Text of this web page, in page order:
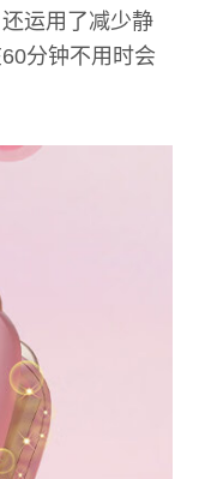
运用了减少静
分钟不用时会